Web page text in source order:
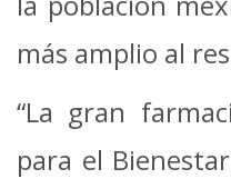
más amplio al
“La gran
para el